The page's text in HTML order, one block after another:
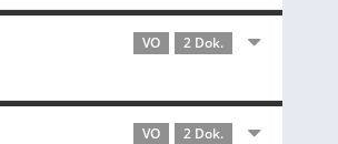
VO 2 Dok.
VO 2 Dok.